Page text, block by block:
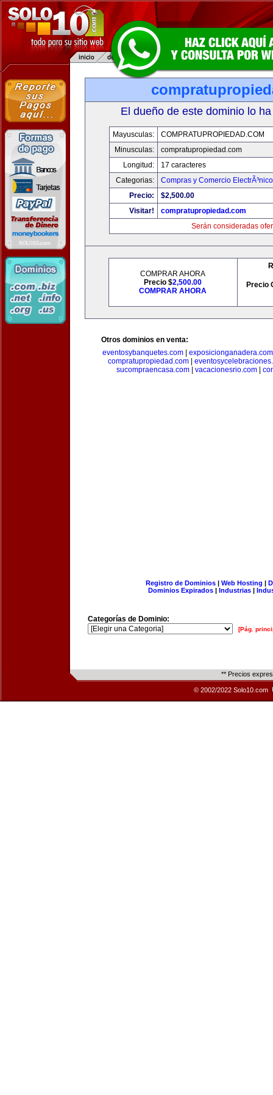
El dueño de este dominio lo
Mayusculas:
COMPRATUPROPIEDAD.COM
Minusculas:
compratupropiedad.com
Longitud:
17 caracteres
Categorias:
Compras y Comercio ElectrÃ³nico
Precio:
$2,500.00
Visitar!
compratupropiedad.com
Serán consideradas
COMPRAR AHORA
Precio $2,500.00
COMPRAR AHORA
Precio
Otros dominios en venta:
eventosybanquetes.com| exposicionganadera.com
compratupropiedad.com
sucompraencasa.com| vacacionesrio.com|
Registro de Dominios| Web Hosting |
Dominios Expirados | Industrias |
Categorías de Dominio:
[Pág.
** Precios
© 2002/2022 Solo10.com